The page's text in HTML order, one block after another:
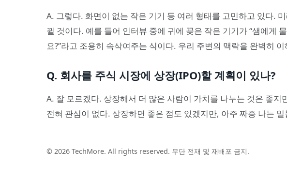
A. 그렇다. 화면이 없는 작은 기기 등 여러 형태를 고민하고 있다.
뀔 것이다. 예를 들어 인터뷰 중에 귀에 꽂은 작은 기기가 “샘에게
요?”라고 조용히 속삭여주는 식이다. 우리 주변의 맥락을 완벽히
Q. 회사를 주식 시장에 상장(IPO)할 계획이 있나?
A. 잘 모르겠다. 상장해서 더 많은 사람이 가치를 나누는 것은 좋지
전혀 관심이 없다. 상장하면 좋은 점도 있겠지만, 아주 짜증 나는
© 2026 TechMore. All rights reserved. 무단 전재 및 재배포 금지.